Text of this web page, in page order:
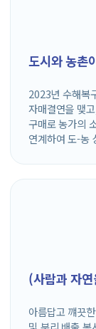
도시와 농촌
2023년 수해복
자매결연을 맺
구매로 농가의
연계하여 도-농
(사람과 자
아름답고 꺠끗